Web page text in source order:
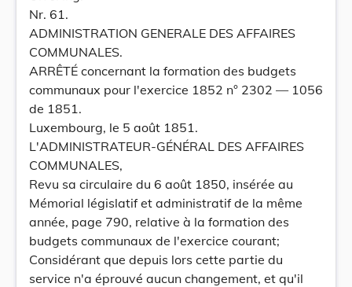
Nr. 61.
ADMINISTRATION GENERALE DES AFFAIRES
COMMUNALES.
ARRÊTÉ concernant la formation des budgets
communaux pour l'exercice 1852 n° 2302 — 1056
de 1851.
Luxembourg, le 5 août 1851.
L'ADMINISTRATEUR-GÉNÉRAL DES AFFAIRES
COMMUNALES,
Revu sa circulaire du 6 août 1850, insérée au
Mémorial législatif et administratif de la même
année, page 790, relative à la formation des
budgets communaux de l'exercice courant;
Considérant que depuis lors cette partie du
service n'a éprouvé aucun changement, et qu'il